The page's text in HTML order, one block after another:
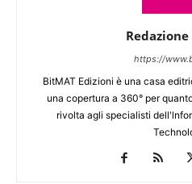
https://
BitMAT Edizioni è una casa
una copertura a 360° per
rivolta agli specialisti